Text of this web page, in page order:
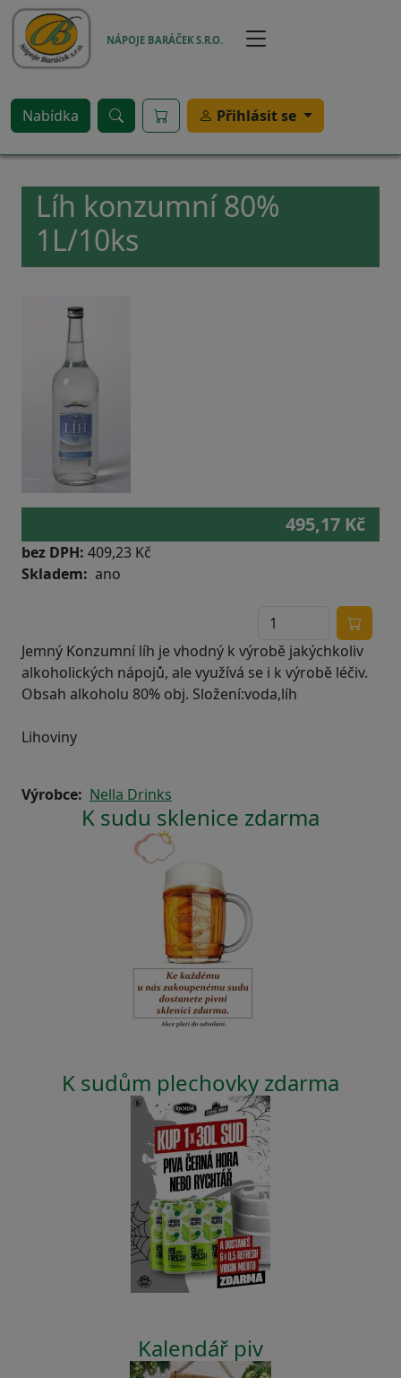
Přejít k hlavnímu obsahu
NÁPOJE BARÁČEK S.R.O.
Nabídka Přihlásit se
Líh konzumní 80%
1L/10ks
495,17 Kč
bez DPH: 409,23 Kč
Skladem
ano
Jemný Konzumní líh je vhodný k výrobě jakýchkoliv
alkoholických nápojů, ale využívá se i k výrobě léčiv.
Obsah alkoholu 80% obj. Složení:voda,líh
Lihoviny
Výrobce Nella Drinks
K sudu sklenice zdarma
K sudům plechovky zdarma
Kalendář piv